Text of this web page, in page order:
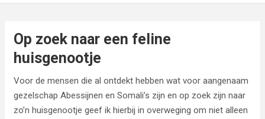
Op zoek naar een feline
huisgenootje
Voor de mensen die al ontdekt hebben wat voor aangenaam
gezelschap Abessijnen en Somali’s zijn en op zoek zijn naar
zo’n huisgenootje geef ik hierbij in overweging om niet alleen